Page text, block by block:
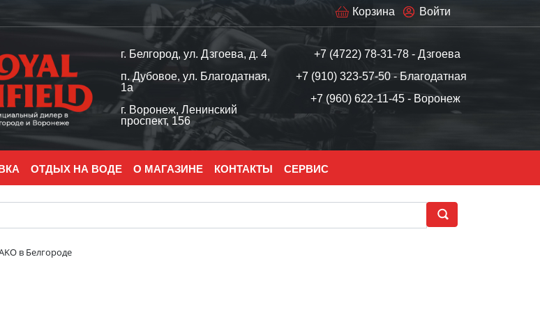
Войти
Корзина
г. Белгород, ул. Дзгоева, д. 4
п. Дубовое, ул. Благодатная,
1а
г. Воронеж, Ленинский
проспект, 156
+7 (4722) 78-31-78 - Дзгоева
+7 (910) 323-57-50 - Благодатная
+7 (960) 622-11-45 - Воронеж
ОТДЫХ НА ВОДЕ О МАГАЗИНЕ КОНТАКТЫ СЕРВИС
в Белгороде